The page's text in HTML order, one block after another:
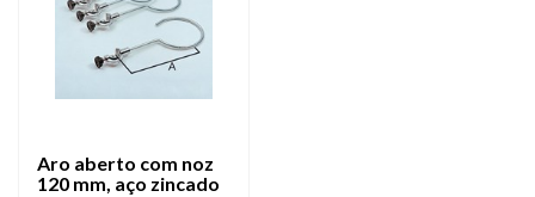
Aro aberto com noz
120 mm, aço zincado